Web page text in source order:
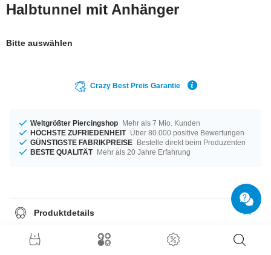
Halbtunnel mit Anhänger
Bitte auswählen
Crazy Best Preis Garantie
Weltgrößter Piercingshop Mehr als 7 Mio. Kunden
HÖCHSTE ZUFRIEDENHEIT Über 80.000 positive Bewertungen
GÜNSTIGSTE FABRIKPREISE Bestelle direkt beim Produzenten
BESTE QUALITÄT Mehr als 20 Jahre Erfahrung
Produktdetails
gedehnten Lobes. Durch ihre einzigartige Form sind sie ein echter
Blickfang und lassen sich leicht in dein Ohr einfügen und wieder